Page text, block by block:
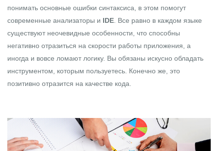
понимать основные ошибки синтаксиса, в этом помогут
современные анализаторы и IDE . Все равно в каждом языке
существуют неочевидные особенности, что способны
негативно отразиться на скорости работы приложения, а
иногда и вовсе ломают логику. Вы обязаны искусно обладать
инструментом, которым пользуетесь. Конечно же, это
позитивно отразится на качестве кода.